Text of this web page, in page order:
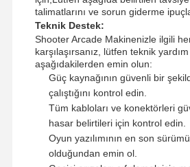
talimatlarını ve sorun giderme
Teknik Destek:
Shooter Arcade Makinenizle ilgili
karşılaşırsanız, lütfen teknik
aşağıdakilerden emin olun:
Güç kaynağının güvenli bir
çalıştığını kontrol edin.
Tüm kabloları ve konektörleri
hasar belirtileri için kontrol edin.
Oyun yazılımının en son
olduğundan emin ol.